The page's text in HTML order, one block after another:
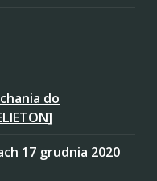
do
17 grudnia 2020